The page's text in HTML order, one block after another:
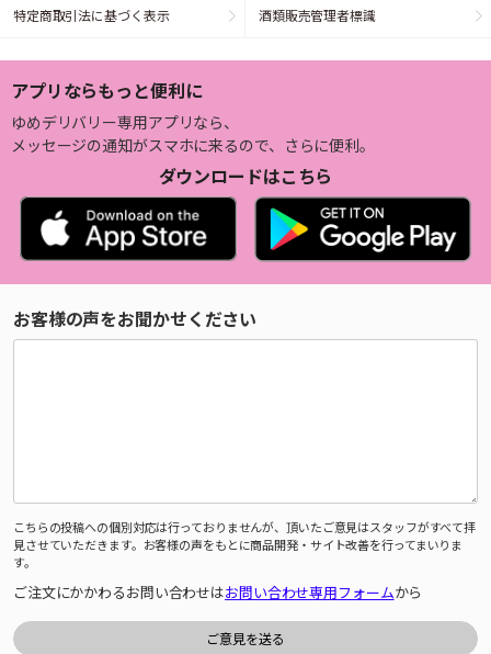
特定商取引法に基づく表示 酒類販売管理者標識
アプリならもっと便利に
ゆめデリバリー専用アプリなら、
メッセージの通知がスマホに来るので、さらに便利。
ダウンロードはこちら
お客様の声をお聞かせください
こちらの投稿への個別対応は行っておりませんが、頂いたご意見はスタッフがすべて拝
見させていただきます。お客様の声をもとに商品開発・サイト改善を行ってまいりま
す。
ご注文にかかわるお問い合わせはお問い合わせ専用フォームから